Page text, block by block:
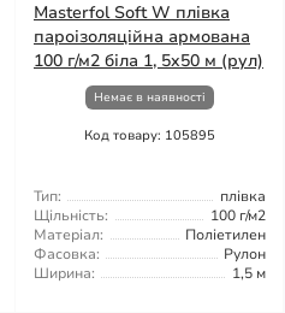
Masterfol Soft W плівка
пароізоляційна армована
100 г/м2 біла 1, 5x50 м (рул)
Немає в наявності
Код товару: 105895
Тип:
плівка
Щільність:
100 г/м2
Матеріал:
Поліетилен
Фасовка:
Рулон
Ширина:
1,5 м